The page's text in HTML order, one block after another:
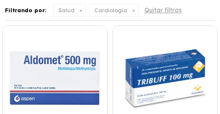
Filtrando por: Salud Cardiología Quitar filtros